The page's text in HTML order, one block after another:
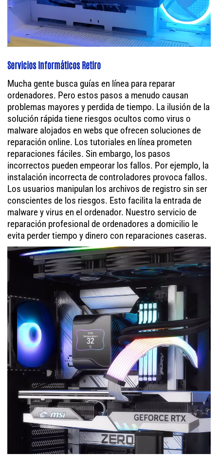
Servicios Informáticos Retiro
Mucha gente busca guías en línea para reparar
ordenadores. Pero estos pasos a menudo causan
problemas mayores y perdida de tiempo. La ilusión de la
solución rápida tiene riesgos ocultos como virus o
malware alojados en webs que ofrecen soluciones de
reparación online. Los tutoriales en línea prometen
reparaciones fáciles. Sin embargo, los pasos
incorrectos pueden empeorar los fallos. Por ejemplo, la
instalación incorrecta de controladores provoca fallos.
Los usuarios manipulan los archivos de registro sin ser
conscientes de los riesgos. Esto facilita la entrada de
malware y virus en el ordenador. Nuestro servicio de
reparación profesional de ordenadores a domicilio le
evita perder tiempo y dinero con reparaciones caseras.